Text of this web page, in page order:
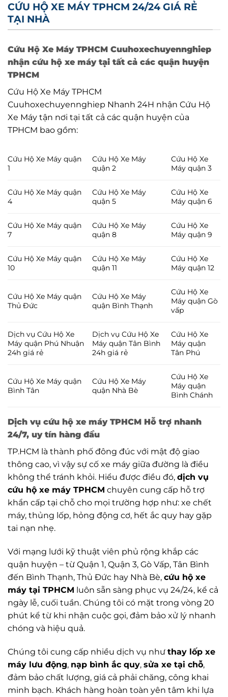
CỨU HỘ XE MÁY TPHCM 24/24 GIÁ RẺ
TẠI NHÀ
Cứu Hộ Xe Máy TPHCM Cuuhoxechuyennghiep
nhận cứu hộ xe máy tại tất cả các quận huyện
TPHCM
Cứu Hộ Xe Máy TPHCM
Cuuhoxechuyennghiep Nhanh 24H nhận Cứu Hộ
Xe Máy tận nơi tại tất cả các quận huyện của
TPHCM bao gồm:
Cứu Hộ Xe Máy quận
1
Cứu Hộ Xe Máy
quận 2
Cứu Hộ Xe
Máy quận 3
Cứu Hộ Xe Máy quận
4
Cứu Hộ Xe Máy
quận 5
Cứu Hộ Xe
Máy quận 6
Cứu Hộ Xe Máy quận
7
Cứu Hộ Xe Máy
quận 8
Cứu Hộ Xe
Máy quận 9
Cứu Hộ Xe Máy quận
10
Cứu Hộ Xe Máy
quận 11
Cứu Hộ Xe
Máy quận 12
Cứu Hộ Xe Máy quận
Thủ Đức
Cứu Hộ Xe Máy
quận Bình Thạnh
Cứu Hộ Xe
Máy quận Gò
vấp
Dịch vụ Cứu Hộ Xe
Máy quận Phú Nhuận
24h giá rẻ
Dịch vụ Cứu Hộ Xe
Máy quận Tân Bình
24h giá rẻ
Cứu Hộ Xe
Máy quận
Tân Phú
Cứu Hộ Xe Máy quận
Bình Tân
Cứu Hộ Xe Máy
quận Nhà Bè
Cứu Hộ Xe
Máy quận
Bình Chánh
Dịch vụ cứu hộ xe máy TPHCM Hỗ trợ nhanh
24/7, uy tín hàng đầu
TP.HCM là thành phố đông đúc với mật độ giao
thông cao, vì vậy sự cố xe máy giữa đường là điều
không thể tránh khỏi. Hiểu được điều đó, dịch vụ
cứu hộ xe máy TPHCM chuyên cung cấp hỗ trợ
khẩn cấp tại chỗ cho mọi trường hợp như: xe chết
máy, thủng lốp, hỏng động cơ, hết ắc quy hay gặp
tai nạn nhẹ.
Với mạng lưới kỹ thuật viên phủ rộng khắp các
quận huyện – từ Quận 1, Quận 3, Gò Vấp, Tân Bình
đến Bình Thạnh, Thủ Đức hay Nhà Bè, cứu hộ xe
máy tại TPHCM luôn sẵn sàng phục vụ 24/24, kể cả
ngày lễ, cuối tuần. Chúng tôi có mặt trong vòng 20
phút kể từ khi nhận cuộc gọi, đảm bảo xử lý nhanh
chóng và hiệu quả.
Chúng tôi cung cấp nhiều dịch vụ như thay lốp xe
máy lưu động, nạp bình ắc quy, sửa xe tại chỗ,
đảm bảo chất lượng, giá cả phải chăng, công khai
minh bạch. Khách hàng hoàn toàn yên tâm khi lựa